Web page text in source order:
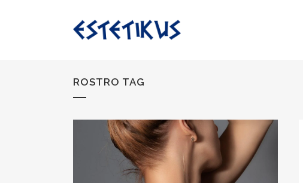
RINOPLASTIA
BICHECTOMIA
OTOPLASTIA
ROSTRO TAG